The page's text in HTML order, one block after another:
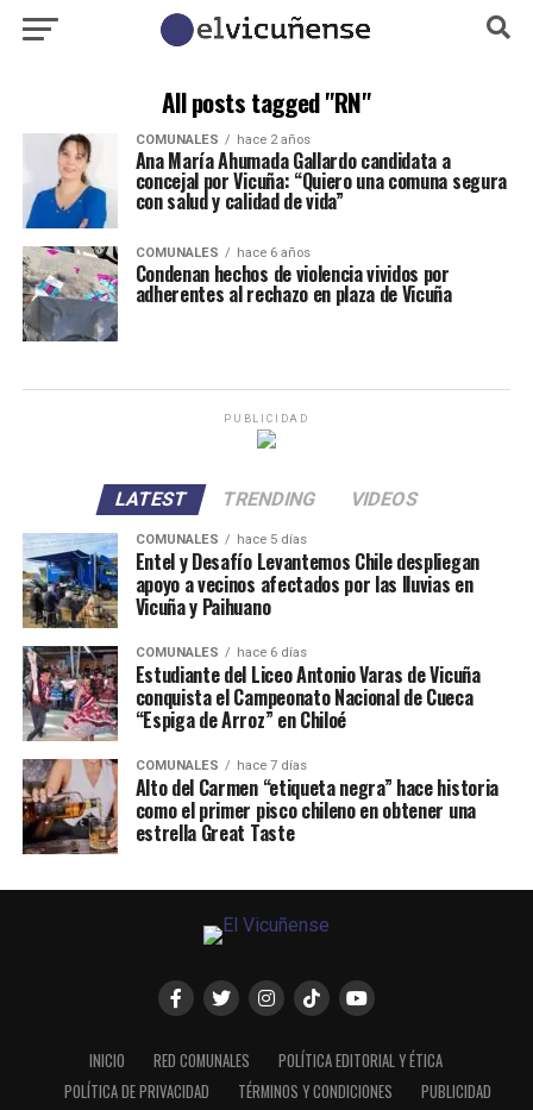
All posts tagged "RN"
COMUNALES hace 2 años
Ana María Ahumada Gallardo candidata a
concejal por Vicuña: “Quiero una comuna segura
con salud y calidad de vida”
COMUNALES hace 6 años
Condenan hechos de violencia vividos por
adherentes al rechazo en plaza de Vicuña
PUBLICIDAD
LATEST TRENDING VIDEOS
COMUNALES hace 5 días
Entel y Desafío Levantemos Chile despliegan
apoyo a vecinos afectados por las lluvias en
Vicuña y Paihuano
COMUNALES hace 6 días
Estudiante del Liceo Antonio Varas de Vicuña
conquista el Campeonato Nacional de Cueca
“Espiga de Arroz” en Chiloé
COMUNALES hace 7 días
Alto del Carmen “etiqueta negra” hace historia
como el primer pisco chileno en obtener una
estrella Great Taste
INICIO RED COMUNALES
POLÍTICA EDITORIAL Y ÉTICA
POLÍTICA DE PRIVACIDAD
TÉRMINOS Y CONDICIONES
PUBLICIDAD